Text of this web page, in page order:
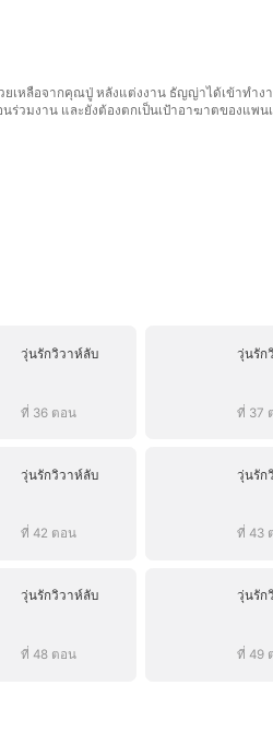
ลือจากคุณปู่ หลังแต่งงาน ธัญญ่าได้เข้าทำงา
มงาน และยังต้องตกเป็นเป้าอาฆาตของแพ
วุ่นรักวิวาห์ลับ
ที่ 36 ตอน
วุ่นรัก
ที่ 37
วุ่นรักวิวาห์ลับ
ที่ 42 ตอน
วุ่นรัก
ที่ 43
วุ่นรักวิวาห์ลับ
ที่ 48 ตอน
วุ่นรัก
ที่ 49